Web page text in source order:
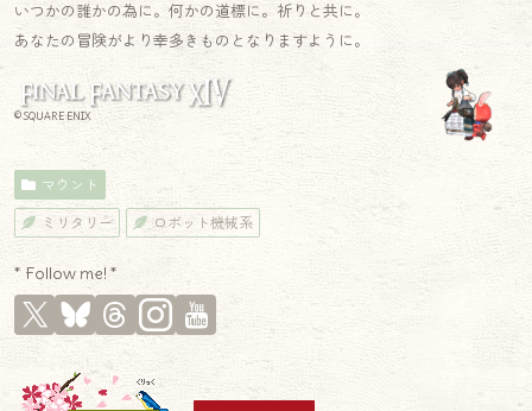
いつかの誰かの為に。何かの道標に。祈りと共に。
あなたの冒険がより幸多きものとなりますように。
© SQUARE ENIX
マウント
ミリタリー ロボット機械系
* Follow me! *